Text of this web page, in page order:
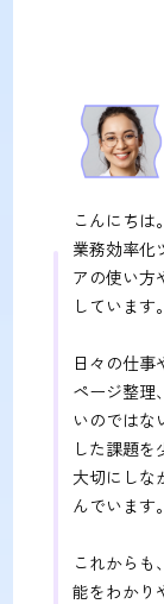
こんにちは
業務効率化
アの使い方
しています。
日々の仕事
ページ整理
いのではな
した課題
大切にしな
んでいます。
これからも
能をわかり